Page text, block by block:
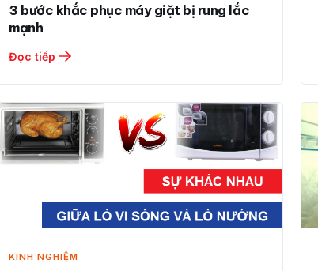
3 bước khắc phục máy giặt bị rung lắc
mạnh
Đọc tiếp
KINH NGHIỆM